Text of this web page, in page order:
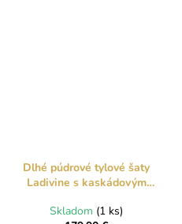
Dlhé púdrové tylové šaty
Ladivine s kaskádovým
Skladom (1 ks)